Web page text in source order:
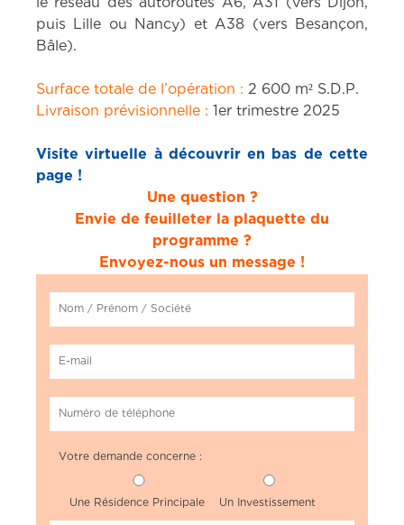
le réseau des autoroutes A6, A31 (vers Dijon,
puis Lille ou Nancy) et A38 (vers Besançon,
Bâle).
Surface totale de l’opération : 2 600 m² S.D.P.
Livraison prévisionnelle : 1er trimestre 2025
Visite virtuelle à découvrir en bas de cette
page !
Une question ?
Envie de feuilleter la plaquette du
programme ?
Envoyez-nous un message !
Votre demande concerne :
Une Résidence Principale Un Investissement